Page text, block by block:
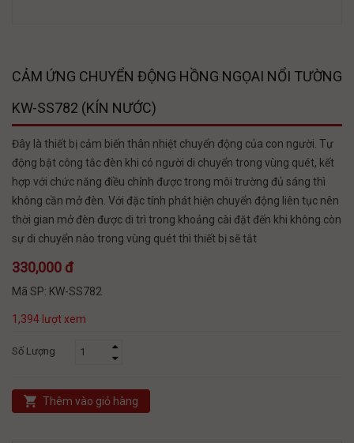
CẢM ỨNG CHUYỂN ĐỘNG HỒNG NGỌAI NỔI TƯỜNG
KW-SS782 (KÍN NƯỚC)
Đây là thiết bị cảm biến thân nhiệt chuyển động của con người. Tự
động bật công tắc đèn khi có người di chuyển trong vùng quét, kết
hợp với chức năng điều chỉnh được trong môi trường đủ sáng thì
không cần mở đèn. Với đặc tính phát hiện chuyển động liên tục nên
thời gian mở đèn được di trì trong khoảng cài đặt đến khi không còn
sự di chuyển nào trong vùng quét thì thiết bị sẽ tắt
330,000 đ
Mã SP: KW-SS782
1,394 lượt xem
Số Lượng
Thêm vào giỏ hàng